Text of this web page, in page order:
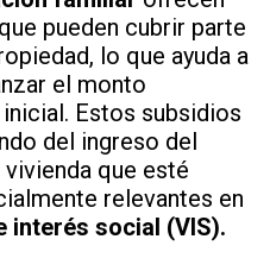
que pueden cubrir parte
lo que ayuda a
el monto
Estos subsidios
del ingreso del
que esté
relevantes en
interés social (VIS).